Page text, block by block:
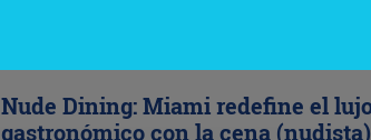
Nude Dining: Miami redefine el
gastronómico con la cena (nudista)